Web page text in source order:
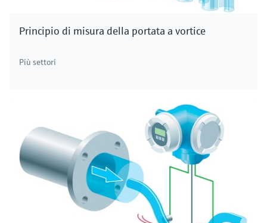
Principio di misura della portata a vortice
Più settori